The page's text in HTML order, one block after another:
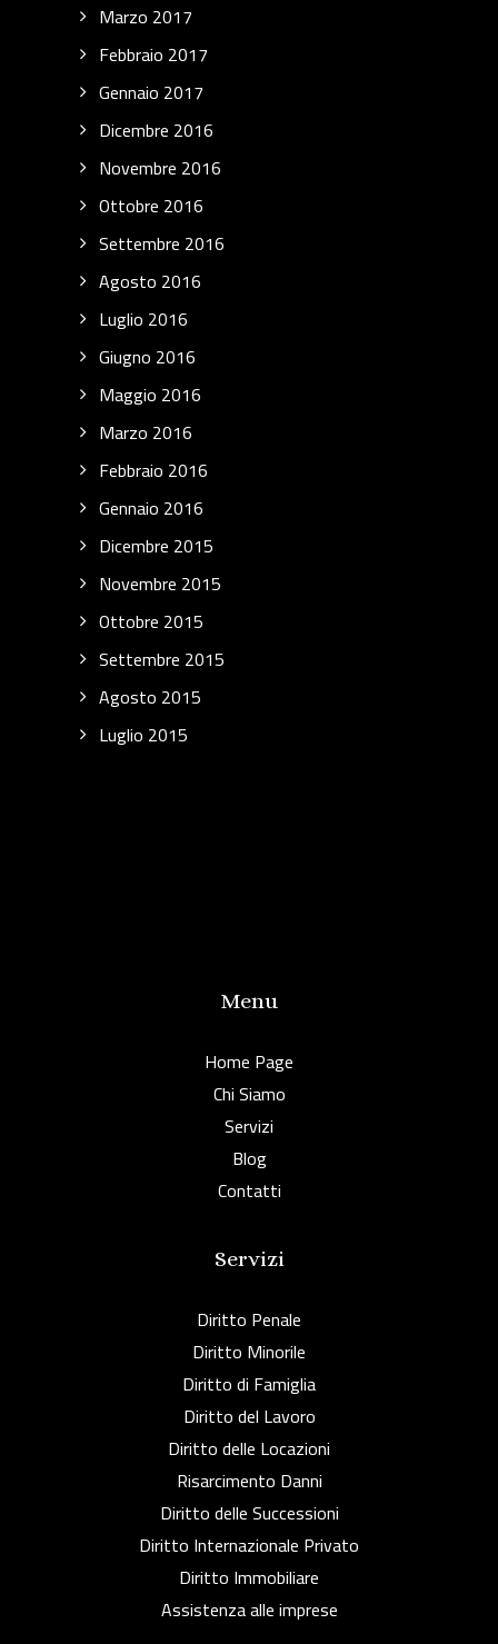
Marzo 2017
Febbraio 2017
Gennaio 2017
Dicembre 2016
Novembre 2016
Ottobre 2016
Settembre 2016
Agosto 2016
Luglio 2016
Giugno 2016
Maggio 2016
Marzo 2016
Febbraio 2016
Gennaio 2016
Dicembre 2015
Novembre 2015
Ottobre 2015
Settembre 2015
Agosto 2015
Luglio 2015
Menu
Home Page
Chi Siamo
Servizi
Blog
Contatti
Servizi
Diritto Penale
Diritto Minorile
Diritto di Famiglia
Diritto del Lavoro
Diritto delle Locazioni
Risarcimento Danni
Diritto delle Successioni
Diritto Internazionale Privato
Diritto Immobiliare
Assistenza alle imprese